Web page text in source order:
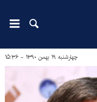
چهارشنبه ۱۹ بهمن ۱۳۹۰ - ۱۵:۳۶